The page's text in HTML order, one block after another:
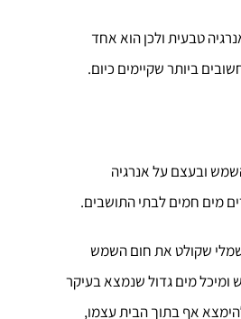
טבעית ולכן הוא אחד
ביותר שקיימים כיום.
ובעצם על אנרגיה
מים חמים לבתי התושבים.
שקולט את חום השמש
מים גדול שנמצא בעיקר
אף בתוך הבית עצמו,